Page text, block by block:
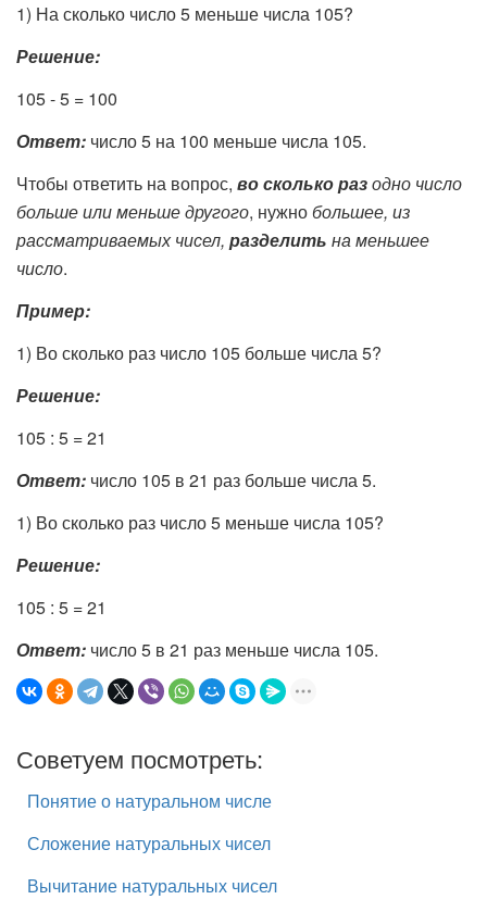
1) На сколько число 5 меньше числа 105?
Решение:
105 - 5 = 100
Ответ: число 5 на 100 меньше числа 105.
Чтобы ответить на вопрос, во сколько разодно число
больше или меньше другого, нужнобольшее, из
рассматриваемых чисел, разделить на меньшее
число.
Пример:
1) Во сколько раз число 105 больше числа 5?
Решение:
105 : 5 = 21
Ответ: число 105 в 21 раз больше числа 5.
1) Во сколько раз число 5 меньше числа 105?
Решение:
105 : 5 = 21
Ответ: число 5 в 21 раз меньше числа 105.
Советуем посмотреть:
Понятие о натуральном числе
Сложение натуральных чисел
Вычитание натуральных чисел